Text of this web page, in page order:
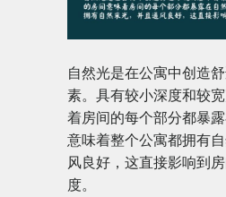
自然光是在公寓中创造
素。具有较小深度和较
着房间的每个部分都暴
意味着整个公寓都拥有
风良好，这直接影响到
度。